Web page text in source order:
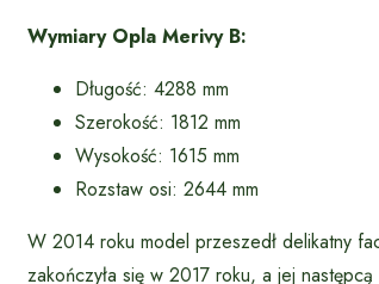
Wymiary Opla Merivy B:
Długość: 4288 mm
Szerokość: 1812 mm
Wysokość: 1615 mm
Rozstaw osi: 2644 mm
W 2014 roku model przeszedł delikatny
zakończyła się w 2017 roku, a jej